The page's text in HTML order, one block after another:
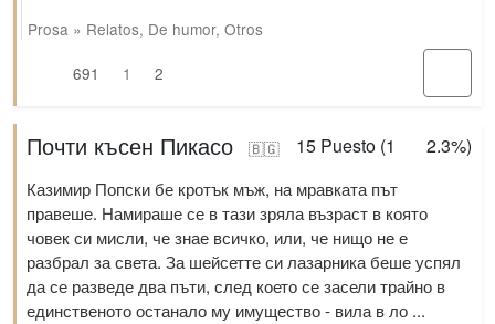
Prosa » Relatos, De humor, Otros
691
1 2
15 Puesto (1 2.3%)
Почти късен Пикасо 🇧🇬
Казимир Попски бе кротък мъж, на мравката път
правеше. Намираше се в тази зряла възраст в която
човек си мисли, че знае всичко, или, че нищо не е
разбрал за света. За шейсетте си лазарника беше успял
да се разведе два пъти, след което се засели трайно в
единственото останало му имущество - вила в ло ...